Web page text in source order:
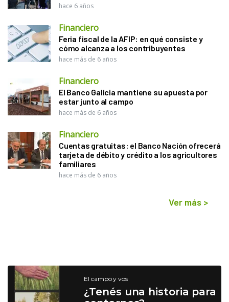
hace 6 años
Financiero
Feria fiscal de la AFIP: en qué consiste y
cómo alcanza a los contribuyentes
hace más de 6 años
Financiero
El Banco Galicia mantiene su apuesta por
estar junto al campo
hace más de 6 años
Financiero
Cuentas gratuitas: el Banco Nación ofrecerá
tarjeta de débito y crédito a los agricultores
familiares
hace más de 6 años
Ver más >
El campo y vos
¿Tenés una historia para